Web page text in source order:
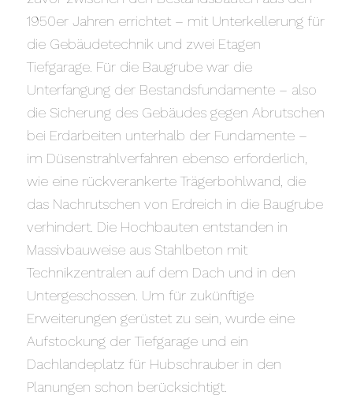
1950er Jahren errichtet – mit Unterkellerung für
die Gebäudetechnik und zwei Etagen
Tiefgarage. Für die Baugrube war die
Unterfangung der Bestandsfundamente – also
die Sicherung des Gebäudes gegen Abrutschen
bei Erdarbeiten unterhalb der Fundamente –
im Düsenstrahlverfahren ebenso erforderlich,
wie eine rückverankerte Trägerbohlwand, die
das Nachrutschen von Erdreich in die Baugrube
verhindert. Die Hochbauten entstanden in
Massivbauweise aus Stahlbeton mit
Technikzentralen auf dem Dach und in den
Untergeschossen. Um für zukünftige
Erweiterungen gerüstet zu sein, wurde eine
Aufstockung der Tiefgarage und ein
Dachlandeplatz für Hubschrauber in den
Planungen schon berücksichtigt.